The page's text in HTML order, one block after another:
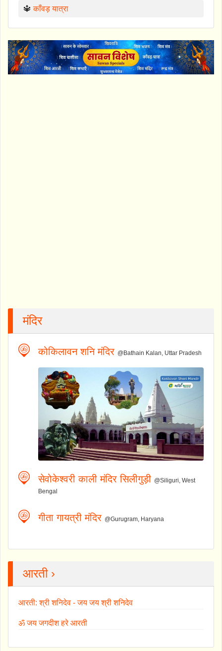
🔱काँवड़ यात्रा
मंदिर
कोकिलावन शनि मंदिर @Bathain Kalan, Uttar Pradesh
सेवोकेश्वरी काली मंदिर सिलीगुड़ी @Siliguri, West
Bengal
गीता गायत्री मंदिर @Gurugram, Haryana
आरती ›
आरती: श्री शनिदेव - जय जय श्री शनिदेव
ॐ जय जगदीश हरे आरती